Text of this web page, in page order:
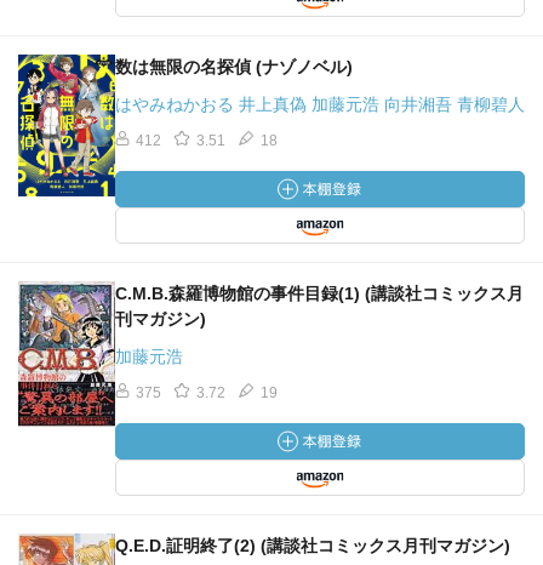
数は無限の名探偵 (ナゾノベル)
はやみねかおる 井上真偽 加藤元浩 向井湘吾 青柳碧人
412 3.51 18
C.M.B.森羅博物館の事件目録(1) (講談社コミックス月
刊マガジン)
加藤元浩
375 3.72 19
Q.E.D.証明終了(2) (講談社コミックス月刊マガジン)